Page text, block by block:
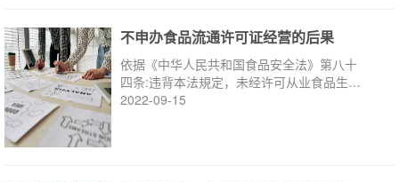
不申办食品流通许可证经营的后果
依据《中华人民共和国食品安全法》第八十
四条:违背本法規定，未经许可从业食品生产
经营活動
2022-09-15